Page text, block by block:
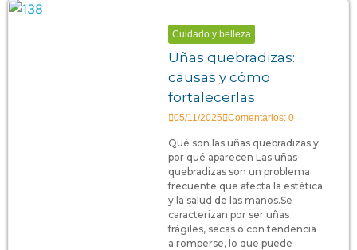
Cuidado y belleza
Uñas quebradizas:
causas y cómo
fortalecerlas
05/11/2025 Comentarios: 0
Qué son las uñas quebradizas y
por qué aparecen Las uñas
quebradizas son un problema
frecuente que afecta la estética
y la salud de las manos.Se
caracterizan por ser uñas
frágiles, secas o con tendencia
a romperse, lo que puede